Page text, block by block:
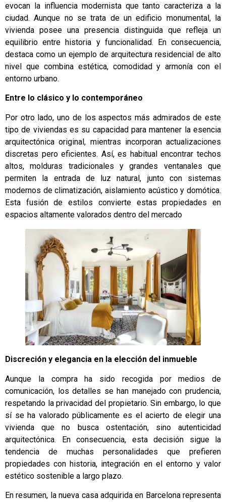
evocan la influencia modernista que tanto caracteriza a la
ciudad. Aunque no se trata de un edificio monumental, la
vivienda posee una presencia distinguida que refleja un
equilibrio entre historia y funcionalidad. En consecuencia,
destaca como un ejemplo de arquitectura residencial de alto
nivel que combina estética, comodidad y armonía con el
entorno urbano.
Entre lo clásico y lo contemporáneo
Por otro lado, uno de los aspectos más admirados de este
tipo de viviendas es su capacidad para mantener la esencia
arquitectónica original, mientras incorporan actualizaciones
discretas pero eficientes. Así, es habitual encontrar techos
altos, molduras tradicionales y grandes ventanales que
permiten la entrada de luz natural, junto con sistemas
modernos de climatización, aislamiento acústico y domótica.
Esta fusión de estilos convierte estas propiedades en
espacios altamente valorados dentro del mercado
Discreción y elegancia en la elección del inmueble
Aunque la compra ha sido recogida por medios de
comunicación, los detalles se han manejado con prudencia,
respetando la privacidad del propietario. Sin embargo, lo que
sí se ha valorado públicamente es el acierto de elegir una
vivienda que no busca ostentación, sino autenticidad
arquitectónica. En consecuencia, esta decisión sigue la
tendencia de muchas personalidades que prefieren
propiedades con historia, integración en el entorno y valor
estético sostenible a largo plazo.
En resumen, la nueva casa adquirida en Barcelona representa